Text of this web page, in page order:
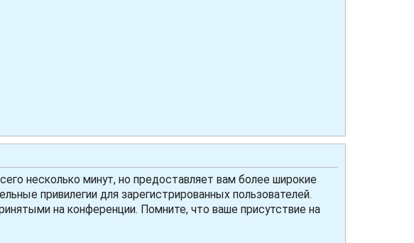
несколько минут, но предоставляет вам более широкие
привилегии для зарегистрированных пользователей.
на конференции. Помните, что ваше присутствие на